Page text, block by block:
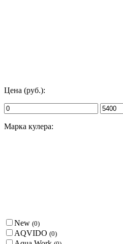
Цена (руб.):
Марка кулера:
New (0)
AQVIDO (0)